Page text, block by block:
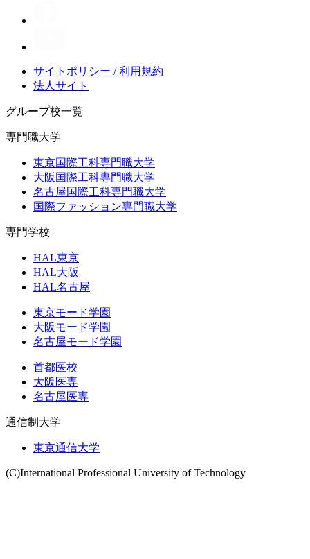
サイトポリシー / 利用規約
法人サイト
グループ校一覧
専門職大学
東京国際工科専門職大学
大阪国際工科専門職大学
名古屋国際工科専門職大学
国際ファッション専門職大学
専門学校
HAL東京
HAL大阪
HAL名古屋
東京モード学園
大阪モード学園
名古屋モード学園
首都医校
大阪医専
名古屋医専
通信制大学
東京通信大学
(C)International Professional University of Technology